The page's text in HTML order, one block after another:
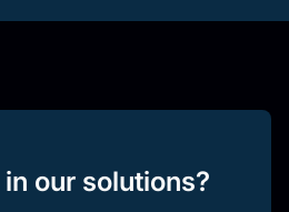
our solutions?